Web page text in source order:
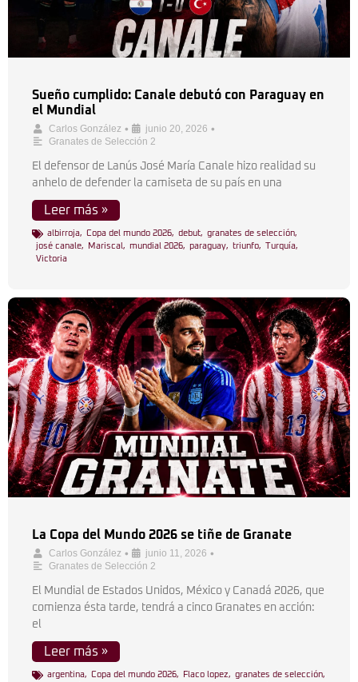
Sueño cumplido: Canale debutó con Paraguay en
el Mundial
Carlos González • junio 20, 2026 •
Granates de Selección 2
El defensor de Lanús José María Canale hizo realidad su
anhelo de defender la camiseta de su país en una
Leer más »
albirroja, Copa del mundo 2026, debut, granates de selección,
josé canale, Mariscal , mundial 2026, paraguay, triunfo, Turquía,
Victoria
La Copa del Mundo 2026 se tiñe de Granate
Carlos González • junio 11, 2026 •
Granates de Selección 2
El Mundial de Estados Unidos, México y Canadá 2026, que
comienza ésta tarde, tendrá a cinco Granates en acción:
el
Leer más »
argentina, Copa del mundo 2026, Flaco lopez, granates de selección,